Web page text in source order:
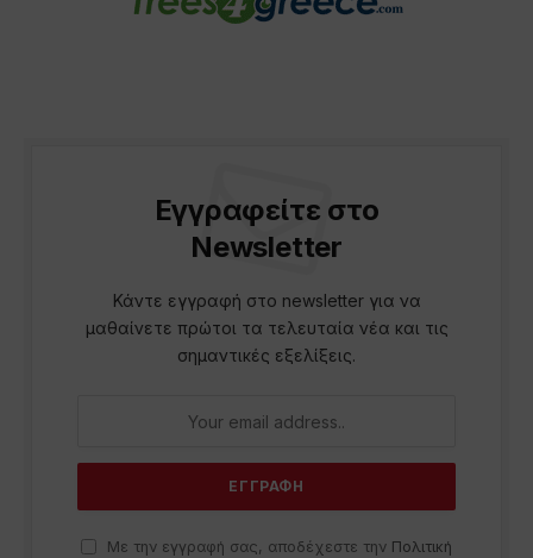
Εγγραφείτε στο
Newsletter
Κάντε εγγραφή στο newsletter για να
μαθαίνετε πρώτοι τα τελευταία νέα και τις
σημαντικές εξελίξεις.
Με την εγγραφή σας, αποδέχεστε την Πολιτική